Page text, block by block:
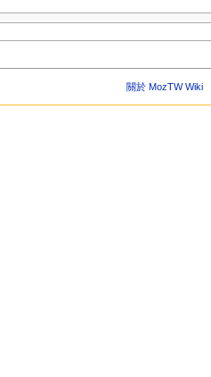
關於 MozTW Wiki